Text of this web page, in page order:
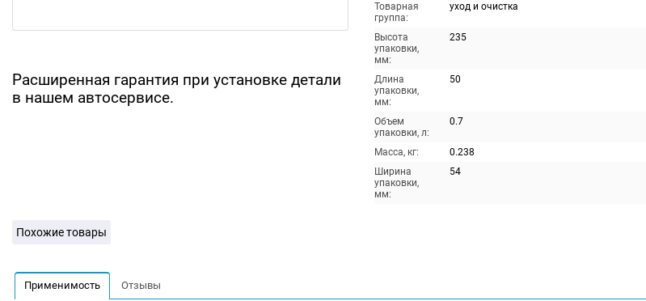
Расширенная гарантия при установке детали
в нашем автосервисе.
Товарная
группа:
уход и очистка
Высота
упаковки,
мм:
235
Длина
упаковки,
мм:
50
Объем
упаковки, л:
0.7
Масса, кг:
0.238
Ширина
упаковки,
мм:
54
Похожие товары
Применимость Отзывы